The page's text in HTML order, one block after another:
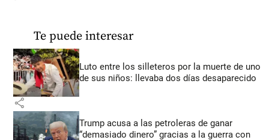
Te puede interesar
Luto entre los silleteros por la muerte de uno
de sus niños: llevaba dos días desaparecido
share
Trump acusa a las petroleras de ganar
“demasiado dinero” gracias a la guerra con